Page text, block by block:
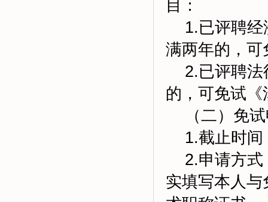
目：
1.已评聘经
满两年的，
2.已评聘法
的，可免试
（二）免
1.截止时间
2.申请方式
实填写本人